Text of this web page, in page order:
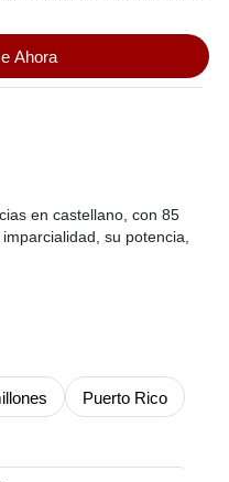
Ahora
en castellano, con 85
su potencia,
Puerto Rico